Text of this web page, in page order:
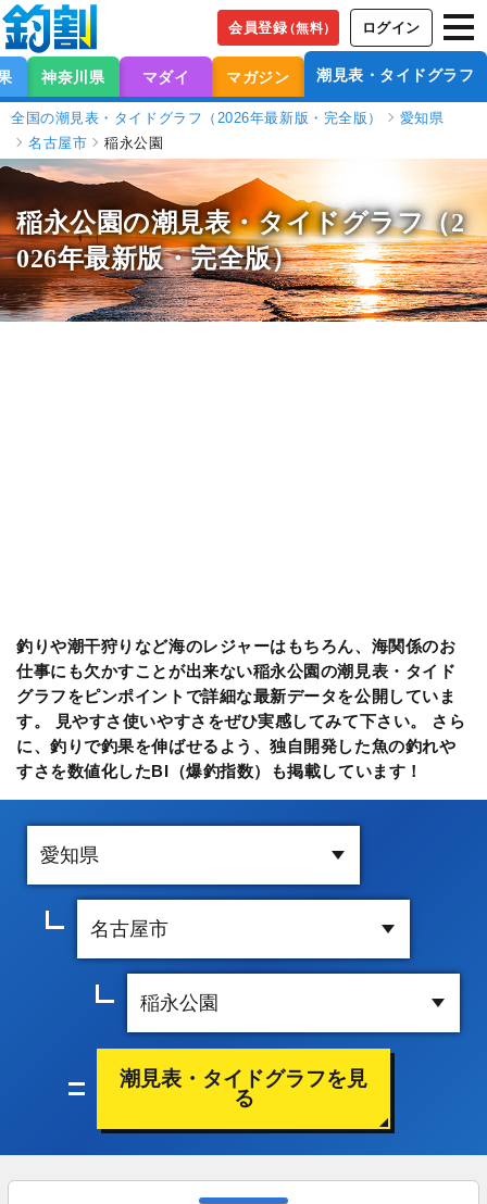
会員登録（無料） ログイン
神奈川県 マダイ マガジン 潮見表・タイドグラフ
全国の潮見表・タイドグラフ（2026年最新版・完全版）
愛知県
名古屋市
稲永公園
稲永公園の潮見表・タイドグラフ（2
026年最新版・完全版）
釣りや潮干狩りなど海のレジャーはもちろん、海関係のお
仕事にも欠かすことが出来ない稲永公園の潮見表・タイド
グラフをピンポイントで詳細な最新データを公開していま
す。 見やすさ使いやすさをぜひ実感してみて下さい。 さら
に、釣りで釣果を伸ばせるよう、独自開発した魚の釣れや
すさを数値化したBI（爆釣指数）も掲載しています！
潮見表・タイドグラフを見
る